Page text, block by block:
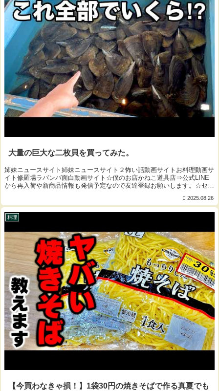
大量の巨大な二枚貝を買ってみた。
姉妹ニュースサイト姉妹ニュースサイト２怖い話動画サイトお料理動画サ
イト修羅場ラバンバ面白動画サイト☆僕のお店かねこ道具店⇒公式LINE
から再入荷や新商品情報も発信予定なので友達登録お願いします。☆セカ
2025.08.26
料理
【今買わなきゃ損！】1袋30円の焼きそばで作る真夏でも